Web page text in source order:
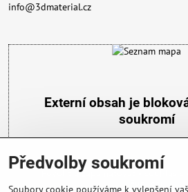
info@3dmaterial.cz
Externí obsah je
soukromí
Přejete si načíst externí
Povolit a zapamatovat - souhlas s
Funkční
Předvolby soukromí
Soubory cookie používáme k vylepšení